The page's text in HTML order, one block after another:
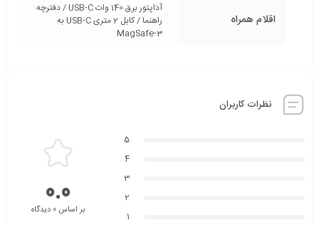
اقلام همراه
آداپتور برق 140 وات USB-C / دفترچه
راهنما / کابل 2 متری USB-C به
MagSafe-3
نظرات کاربران
5
4
3
2
1
0.0
بر اساس 0 دیدگاه